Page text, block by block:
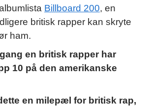
Billboard 200, en
britisk rapper kan skryte
ham.
en britisk rapper har
10 på den amerikanske
en milepæl for britisk rap,